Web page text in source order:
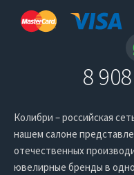
8
Колибри – российская
нашем салоне
отечественных
ювелирные бренды в